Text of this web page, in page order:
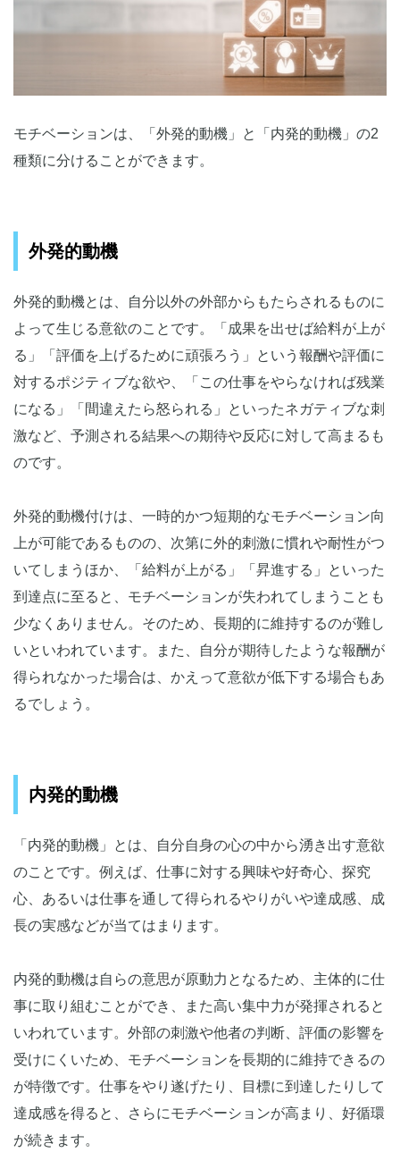
モチベーションは、「外発的動機」と「内発的動機」の2
種類に分けることができます。
外発的動機
外発的動機とは、自分以外の外部からもたらされるものに
よって生じる意欲のことです。「成果を出せば給料が上が
る」「評価を上げるために頑張ろう」という報酬や評価に
対するポジティブな欲や、「この仕事をやらなければ残業
になる」「間違えたら怒られる」といったネガティブな刺
激など、予測される結果への期待や反応に対して高まるも
のです。
外発的動機付けは、一時的かつ短期的なモチベーション向
上が可能であるものの、次第に外的刺激に慣れや耐性がつ
いてしまうほか、「給料が上がる」「昇進する」といった
到達点に至ると、モチベーションが失われてしまうことも
少なくありません。そのため、長期的に維持するのが難し
いといわれています。また、自分が期待したような報酬が
得られなかった場合は、かえって意欲が低下する場合もあ
るでしょう。
内発的動機
「内発的動機」とは、自分自身の心の中から湧き出す意欲
のことです。例えば、仕事に対する興味や好奇心、探究
心、あるいは仕事を通して得られるやりがいや達成感、成
長の実感などが当てはまります。
内発的動機は自らの意思が原動力となるため、主体的に仕
事に取り組むことができ、また高い集中力が発揮されると
いわれています。外部の刺激や他者の判断、評価の影響を
受けにくいため、モチベーションを長期的に維持できるの
が特徴です。仕事をやり遂げたり、目標に到達したりして
達成感を得ると、さらにモチベーションが高まり、好循環
が続きます。